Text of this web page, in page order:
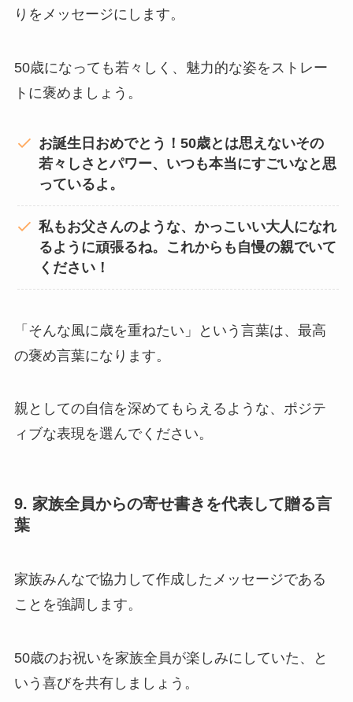
りをメッセージにします。
50歳になっても若々しく、魅力的な姿をストレー
トに褒めましょう。
お誕生日おめでとう！50歳とは思えないその
若々しさとパワー、いつも本当にすごいなと思
っているよ。
私もお父さんのような、かっこいい大人になれ
るように頑張るね。これからも自慢の親でいて
ください！
「そんな風に歳を重ねたい」という言葉は、最高
の褒め言葉になります。
親としての自信を深めてもらえるような、ポジテ
ィブな表現を選んでください。
9. 家族全員からの寄せ書きを代表して贈る言
葉
家族みんなで協力して作成したメッセージである
ことを強調します。
50歳のお祝いを家族全員が楽しみにしていた、と
いう喜びを共有しましょう。